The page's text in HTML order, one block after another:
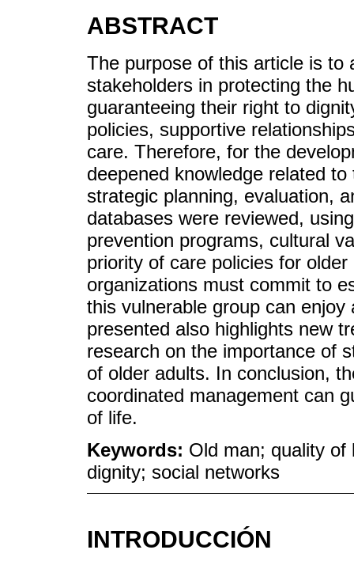
ABSTRACT
The purpose of this article is to
stakeholders in protecting the
guaranteeing their right to
policies, supportive
care. Therefore, for the
deepened knowledge related
strategic planning, evaluation,
databases were reviewed,
prevention programs, cultural
priority of care policies for
organizations must commit to
this vulnerable group can
presented also highlights new
research on the importance of
of older adults. In conclusion,
coordinated management can
of life.
Keywords: Old man; quality of
dignity; social networks
INTRODUCCIÓN